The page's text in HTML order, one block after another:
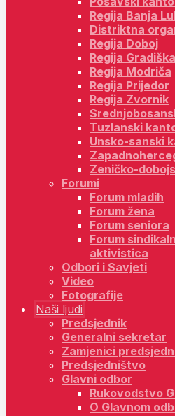
Regija Banja
Distriktna
Regija Doboj
Regija Gradiška
Regija Modriča
Regija Prijedor
Regija Zvornik
Tuzlanski
Unsko-sanski
Zeničko-
Forumi
Forum mladih
Forum žena
Forum seniora
Forum
aktivistica
Odbori i Savjeti
Video
Fotografije
Naši ljudi
Predsjednik
Generalni sekretar
Zamjenici
Predsjedništvo
Glavni odbor
Rukovodstvo
O Glavnom